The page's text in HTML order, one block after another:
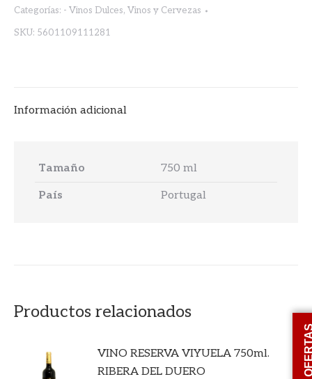
Categorías: - Vinos Dulces, Vinos y Cervezas
SKU: 5601109111281
Información adicional
Tamaño 750 ml
País Portugal
Productos relacionados
VINO RESERVA VIYUELA 750ml.
RIBERA DEL DUERO